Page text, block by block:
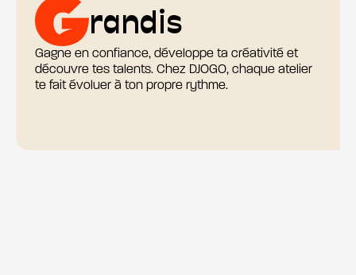
randis
Gagne en confiance, développe ta créativité et
découvre tes talents. Chez DJOGO, chaque atelier
te fait évoluer à ton propre rythme.